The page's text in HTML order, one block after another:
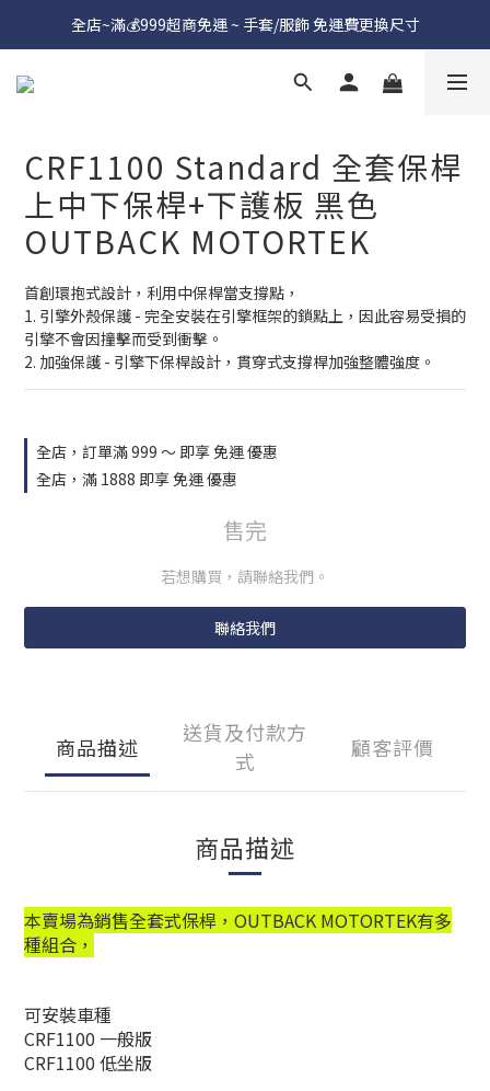
全店~滿💰999超商免運 ~ 手套/服飾 免運費更換尺寸
CRF1100 Standard 全套保桿
上中下保桿+下護板 黑色
OUTBACK MOTORTEK
首創環抱式設計，利用中保桿當支撐點，
1. 引擎外殼保護 - 完全安裝在引擎框架的鎖點上，因此容易受損的
引擎不會因撞擊而受到衝擊。
2. 加強保護 - 引擎下保桿設計，貫穿式支撐桿加強整體強度。
全店，訂單滿 999 ～ 即享 免運 優惠
全店，滿 1888 即享 免運 優惠
售完
若想購買，請聯絡我們。
聯絡我們
商品描述
送貨及付款方
式
顧客評價
商品描述
本賣場為銷售全套式保桿，OUTBACK MOTORTEK有多
種組合，
可安裝車種
CRF1100 一般版
CRF1100 低坐版